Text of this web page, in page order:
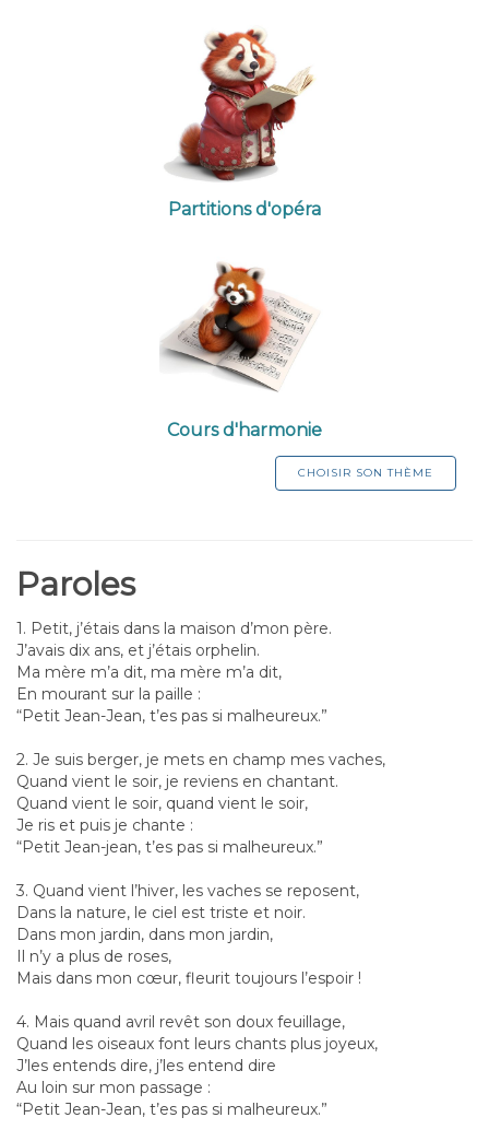
Partitions d'opéra
Cours d'harmonie
CHOISIR SON THÈME
Paroles
1. Petit, j’étais dans la maison d’mon père.
J’avais dix ans, et j’étais orphelin.
Ma mère m’a dit, ma mère m’a dit,
En mourant sur la paille :
“Petit Jean-Jean, t’es pas si malheureux.”
2. Je suis berger, je mets en champ mes vaches,
Quand vient le soir, je reviens en chantant.
Quand vient le soir, quand vient le soir,
Je ris et puis je chante :
“Petit Jean-jean, t’es pas si malheureux.”
3. Quand vient l’hiver, les vaches se reposent,
Dans la nature, le ciel est triste et noir.
Dans mon jardin, dans mon jardin,
Il n’y a plus de roses,
Mais dans mon cœur, fleurit toujours l’espoir !
4. Mais quand avril revêt son doux feuillage,
Quand les oiseaux font leurs chants plus joyeux,
J’les entends dire, j’les entend dire
Au loin sur mon passage :
“Petit Jean-Jean, t’es pas si malheureux.”